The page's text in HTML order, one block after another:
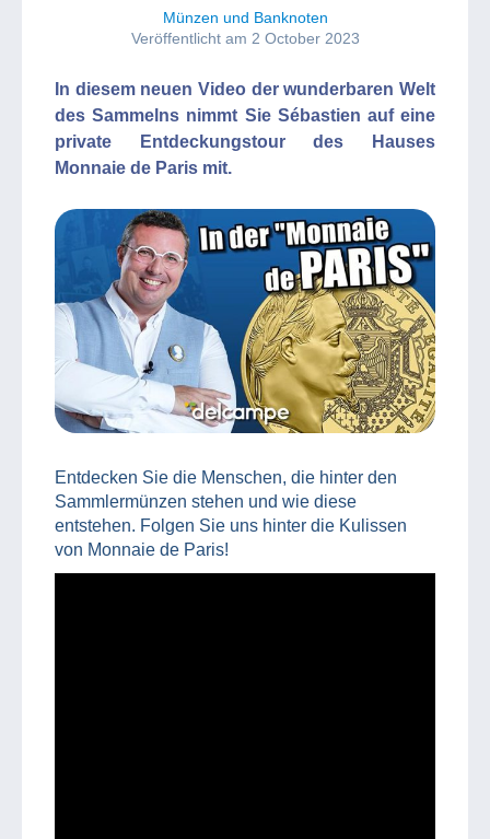
Münzen und Banknoten
Veröffentlicht am 2 October 2023
In diesem neuen Video der wunderbaren Welt
des Sammelns nimmt Sie Sébastien auf eine
private Entdeckungstour des Hauses
Monnaie de Paris mit.
Entdecken Sie die Menschen, die hinter den
Sammlermünzen stehen und wie diese
entstehen. Folgen Sie uns hinter die Kulissen
von Monnaie de Paris!